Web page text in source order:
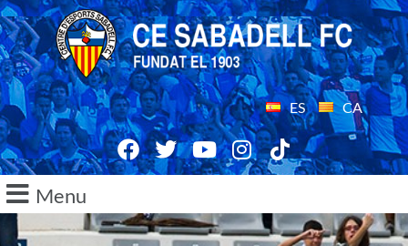
ES CA
Menu